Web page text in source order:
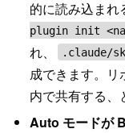
的に読み込まれ
plugin init
れ、
.claude/
成できます。リ
内で共有する、
Auto モードが